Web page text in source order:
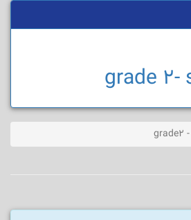
grade 2-
grade2